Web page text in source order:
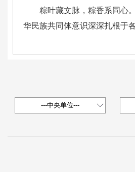
粽叶藏文脉，粽香系同心
华民族共同体意识深深扎根于